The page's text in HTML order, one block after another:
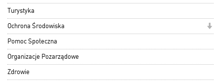
Turystyka
Ochrona Środowiska
Pomoc Społeczna
Organizacje Pozarządowe
Zdrowie